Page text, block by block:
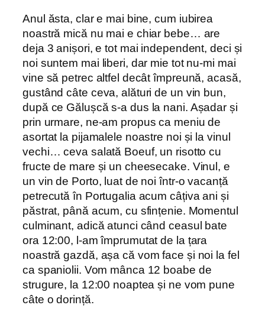
Anul ăsta, clar e mai bine, cum iubirea
noastră mică nu mai e chiar bebe… are
deja 3 anișori, e tot mai independent, deci și
noi suntem mai liberi, dar mie tot nu-mi mai
vine să petrec altfel decât împreună, acasă,
gustând câte ceva, alături de un vin bun,
după ce Gălușcă s-a dus la nani. Așadar și
prin urmare, ne-am propus ca meniu de
asortat la pijamalele noastre noi și la vinul
vechi… ceva salată Boeuf, un risotto cu
fructe de mare și un cheesecake. Vinul, e
un vin de Porto, luat de noi într-o vacanță
petrecută în Portugalia acum câțiva ani și
păstrat, până acum, cu sfințenie. Momentul
culminant, adică atunci când ceasul bate
ora 12:00, l-am împrumutat de la țara
noastră gazdă, așa că vom face și noi la fel
ca spaniolii. Vom mânca 12 boabe de
strugure, la 12:00 noaptea și ne vom pune
câte o dorință.